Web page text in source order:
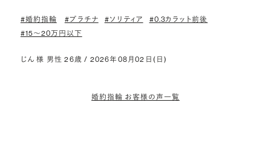
#婚約指輪 #プラチナ #ソリティア
#0.3カラット前後
#15〜20万円以下
じん 様 男性 26歳 / 2026年08月02日(日)
婚約指輪 お客様の声一覧